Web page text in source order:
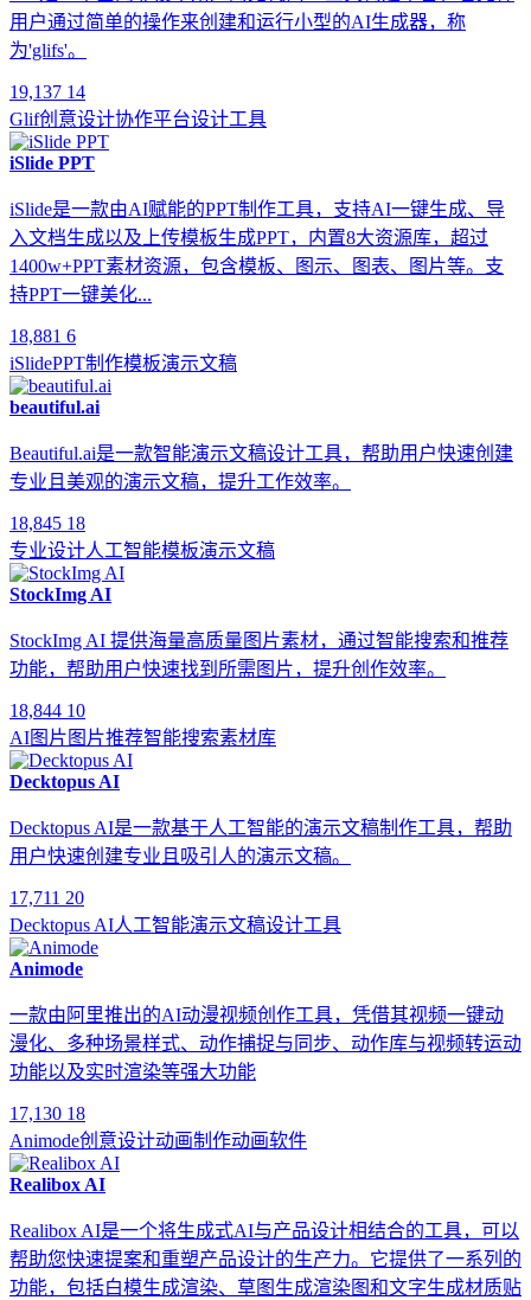
用户通过简单的操作来创建和运行小型的AI生成器，称
为'glifs'。
19,137 14
Glif创意设计协作平台设计工具
iSlide PPT
iSlide是一款由AI赋能的PPT制作工具，支持AI一键生成、导
入文档生成以及上传模板生成PPT，内置8大资源库，超过
1400w+PPT素材资源，包含模板、图示、图表、图片等。支
持PPT一键美化...
18,881 6
iSlidePPT制作模板演示文稿
beautiful.ai
Beautiful.ai是一款智能演示文稿设计工具，帮助用户快速创建
专业且美观的演示文稿，提升工作效率。
18,845 18
专业设计人工智能模板演示文稿
StockImg AI
StockImg AI 提供海量高质量图片素材，通过智能搜索和推荐
功能，帮助用户快速找到所需图片，提升创作效率。
18,844 10
AI图片 图片推荐智能搜索素材库
Decktopus AI
Decktopus AI是一款基于人工智能的演示文稿制作工具，帮助
用户快速创建专业且吸引人的演示文稿。
17,711 20
Decktopus AI人工智能演示文稿设计工具
Animode
一款由阿里推出的AI动漫视频创作工具，凭借其视频一键动
漫化、多种场景样式、动作捕捉与同步、动作库与视频转运动
功能以及实时渲染等强大功能
17,130 18
Animode创意设计动画制作动画软件
Realibox AI
Realibox AI是一个将生成式AI与产品设计相结合的工具，可以
帮助您快速提案和重塑产品设计的生产力。它提供了一系列的
功能，包括白模生成渲染、草图生成渲染图和文字生成材质贴